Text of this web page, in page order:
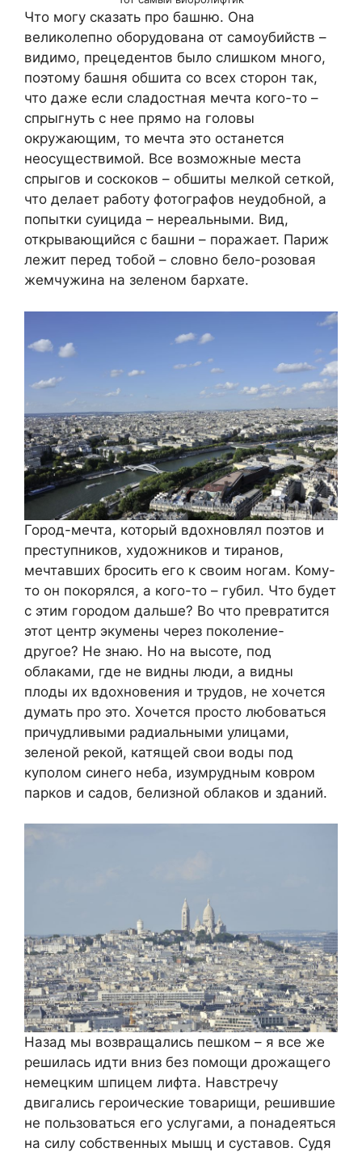
Что могу сказать про башню. Она
великолепно оборудована от самоубийств –
видимо, прецедентов было слишком много,
поэтому башня обшита со всех сторон так,
что даже если сладостная мечта кого-то –
спрыгнуть с нее прямо на головы
окружающим, то мечта это останется
неосуществимой. Все возможные места
спрыгов и соскоков – обшиты мелкой сеткой,
что делает работу фотографов неудобной, а
попытки суицида – нереальными. Вид,
открывающийся с башни – поражает. Париж
лежит перед тобой – словно бело-розовая
жемчужина на зеленом бархате.
Город-мечта, который вдохновлял поэтов и
преступников, художников и тиранов,
мечтавших бросить его к своим ногам. Кому-
то он покорялся, а кого-то – губил. Что будет
с этим городом дальше? Во что превратится
этот центр экумены через поколение-
другое? Не знаю. Но на высоте, под
облаками, где не видны люди, а видны
плоды их вдохновения и трудов, не хочется
думать про это. Хочется просто любоваться
причудливыми радиальными улицами,
зеленой рекой, катящей свои воды под
куполом синего неба, изумрудным ковром
парков и садов, белизной облаков и зданий.
Назад мы возвращались пешком – я все же
решилась идти вниз без помощи дрожащего
немецким шпицем лифта. Навстречу
двигались героические товарищи, решившие
не пользоваться его услугами, а понадеяться
на силу собственных мышц и суставов. Судя